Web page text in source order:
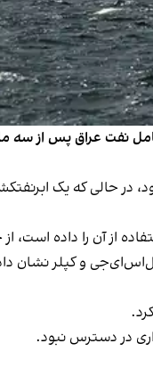
نفت عراق پس از سه
در حالی که یک
از آن را داده است،
کشتیرانی ال‌اس‌ای‌جی و
در دسترس نبود.